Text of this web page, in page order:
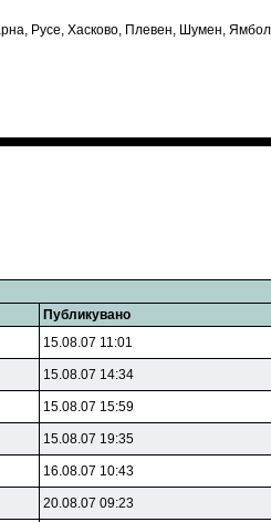
Русе, Хасково, Плевен, Шумен,
Публикувано
15.08.07 11:01
15.08.07 14:34
15.08.07 15:59
15.08.07 19:35
16.08.07 10:43
20.08.07 09:23